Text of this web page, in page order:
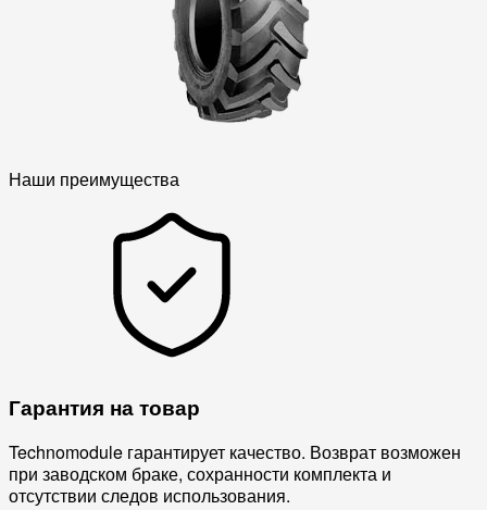
Наши преимущества
Гарантия на товар
Technomodule гарантирует качество. Возврат возможен
при заводском браке, сохранности комплекта и
отсутствии следов использования.